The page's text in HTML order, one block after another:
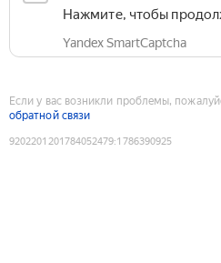
Нажмите, чтобы
Yandex SmartCaptcha
Если у вас возникли проблемы,
обратной связи
9202201201784052479:1786390925